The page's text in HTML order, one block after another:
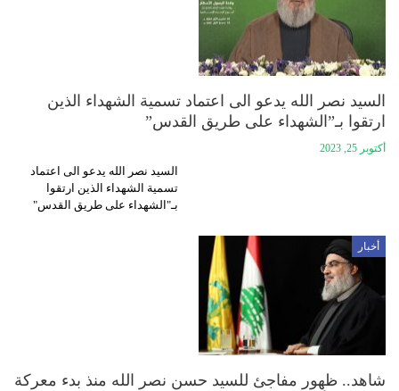
السيد نصر الله يدعو الى اعتماد تسمية الشهداء الذين
ارتقوا بـ”الشهداء على طريق القدس”
أكتوبر 25, 2023
السيد نصر الله يدعو الى اعتماد
تسمية الشهداء الذين ارتقوا
بـ"الشهداء على طريق القدس"
أخبار
شاهد.. ظهور مفاجئ للسيد حسن نصر الله منذ بدء معركة